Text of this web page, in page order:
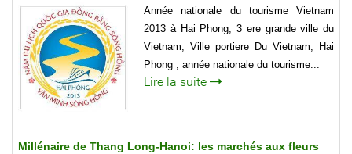
Année nationale du tourisme Vietnam
2013 à Hai Phong, 3 ere grande ville du
Vietnam, Ville portiere Du Vietnam, Hai
Phong , année nationale du tourisme...
Lire la suite
Millénaire de Thang Long-Hanoi: les marchés aux fleurs